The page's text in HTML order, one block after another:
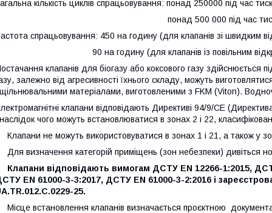
кількість циклів спрацьовування: понад 250000 під час
понад 500 000 під час тиску до
спрацьовування: 450 на годину (для клапанів зі швидким
90 на годину (для клапанів із повільним
клапанів для біогазу або коксового газу здійснюється
залежно від агресивності їхнього складу, можуть
матеріалами, виготовленими з FKM (Viton).
клапани відповідають Директиві 94/9/СЕ
чого можуть встановлюватися в зонах 2 і 22,
Клапани не можуть використовуватися в зонах 1 і 21, а також у
Для визначення категорій приміщень (зон небезпеки) дивіться
Клапани відповідають вимогам ДСТУ EN 12266-1:2015,
EN 61000-3-3:2017, ДСТУ EN 61000-3-2:2016 і
25.
Місце встановлення клапанів визначається проєктною